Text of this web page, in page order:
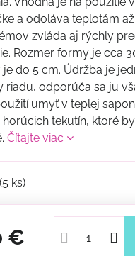
a odoláva teplotám
zvláda aj rýchly
Rozmer formy je cca
do 5 cm. Údržba je
riadu, odporúča sa ju
umyť v teplej
horúcich tekutín, ktoré
Čítajte viac
(5 ks)
€